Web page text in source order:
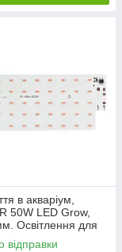
в акваріум,
50W LED Grow,
Освітлення для
рослин
відправки